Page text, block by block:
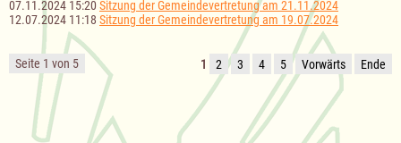
07.11.2024 15:20 Sitzung der Gemeindevertretung am 21.11.2024
12.07.2024 11:18 Sitzung der Gemeindevertretung am 19.07.2024
Seite 1 von 5 1 2 3 4 5 Vorwärts Ende